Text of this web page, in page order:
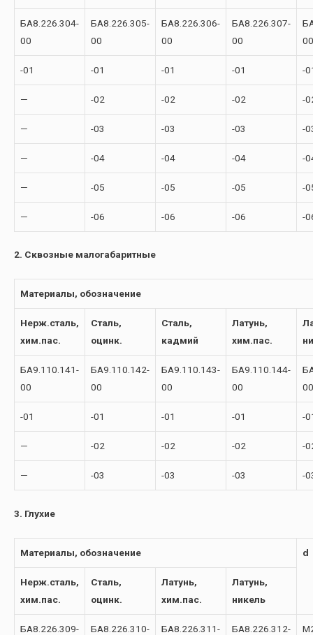
БА8.226.304-
00
БА8.226.305-
00
БА8.226.306-
00
БА8.226.307-
00
00
-01 -01 -01 -01 -
— -02 -02 -02 -
— -03 -03 -03 -
— -04 -04 -04 -
— -05 -05 -05 -
— -06 -06 -06 -
2. Сквозные малогабаритные
Материалы, обозначение
Нерж.сталь,
хим.пас.
Сталь,
оцинк.
Сталь,
кадмий
Латунь,
хим.пас.
БА9.110.141-
00
БА9.110.142-
00
БА9.110.143-
00
БА9.110.144-
00
00
-01 -01 -01 -01 -
— -02 -02 -02 -
— -03 -03 -03 -
3. Глухие
Материалы, обозначение d
Нерж.сталь,
хим.пас.
Сталь,
оцинк.
Латунь,
хим.пас.
Латунь,
никель
БА8.226.309-
БА8.226.310-
БА8.226.311-
БА8.226.312-